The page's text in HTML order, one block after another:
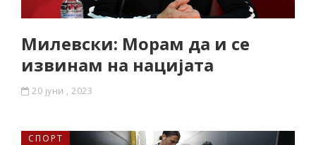
Милевски: Морам да и се
извинам на нацијата
20 јуни , 2023
СПОРТ